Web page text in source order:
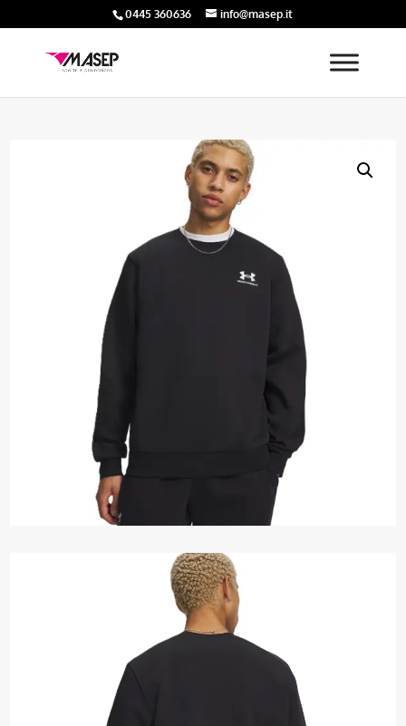
0445 360636 info@masep.it